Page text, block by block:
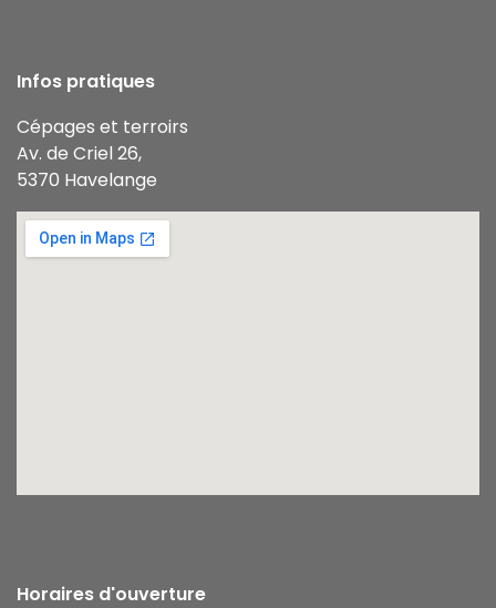
Infos pratiques
Cépages et terroirs
Av. de Criel 26,
5370 Havelange
Horaires d'ouverture